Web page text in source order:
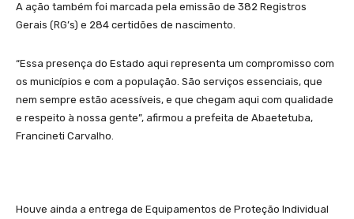
A ação também foi marcada pela emissão de 382 Registros
Gerais (RG’s) e 284 certidões de nascimento.
“Essa presença do Estado aqui representa um compromisso com
os municípios e com a população. São serviços essenciais, que
nem sempre estão acessíveis, e que chegam aqui com qualidade
e respeito à nossa gente”, afirmou a prefeita de Abaetetuba,
Francineti Carvalho.
Houve ainda a entrega de Equipamentos de Proteção Individual